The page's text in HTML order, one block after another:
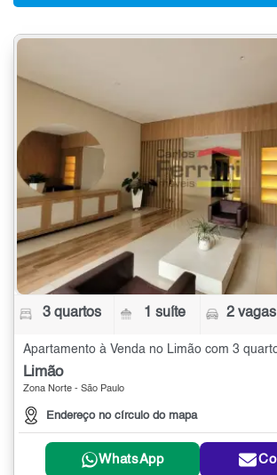
3 quartos 1 suíte 2 vagas
Apartamento à Venda no Limão com 3
Limão
Zona Norte - São Paulo
Endereço no círculo do mapa
WhatsApp